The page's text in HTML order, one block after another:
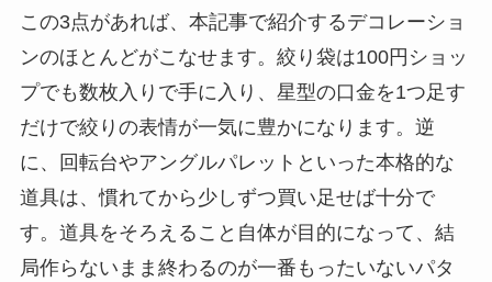
この3点があれば、本記事で紹介するデコレーショ
ンのほとんどがこなせます。絞り袋は100円ショッ
プでも数枚入りで手に入り、星型の口金を1つ足す
だけで絞りの表情が一気に豊かになります。逆
に、回転台やアングルパレットといった本格的な
道具は、慣れてから少しずつ買い足せば十分で
す。道具をそろえること自体が目的になって、結
局作らないまま終わるのが一番もったいないパタ